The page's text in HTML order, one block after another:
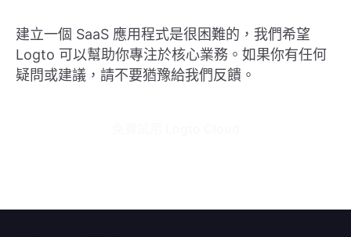
建立一個 SaaS 應用程式是很困難的，我們希望
Logto 可以幫助你專注於核心業務。如果你有任何
疑問或建議，請不要猶豫給我們反饋。